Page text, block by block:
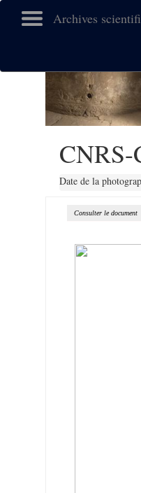
Archives
Date de la
Consulter le document